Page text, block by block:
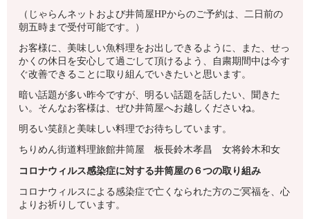
（じゃらんネットおよび井筒屋HPからのご予約は、二日前の
朝五時まで受付可能です。）
お客様に、美味しい魚料理をお出しできるように、また、せっ
かくの休日を安心して過ごして頂けるよう、自粛期間中は今す
ぐ改善できることに取り組んでいきたいと思います。
暗い話題が多い昨今ですが、明るい話題を話したい、聞きた
い。そんなお客様は、ぜひ井筒屋へお越しくださいね。
明るい笑顔と美味しい料理でお待ちしています。
ちりめん街道料理旅館井筒屋 板長鈴木孝昌 女将鈴木和女
コロナウィルス感染症に対する井筒屋の６つの取り組み
コロナウィルスによる感染症で亡くなられた方のご冥福を、心
よりお祈りしています。